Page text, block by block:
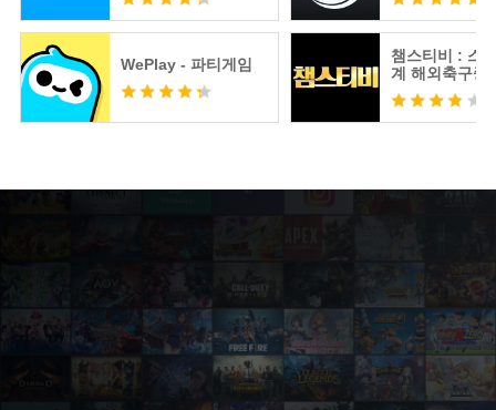
WePlay - 파티게임
챔스티비 : 스
계 해외축구중
츠분석